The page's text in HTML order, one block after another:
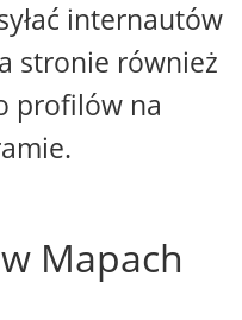
internautów
stronie również
profilów na
Mapach